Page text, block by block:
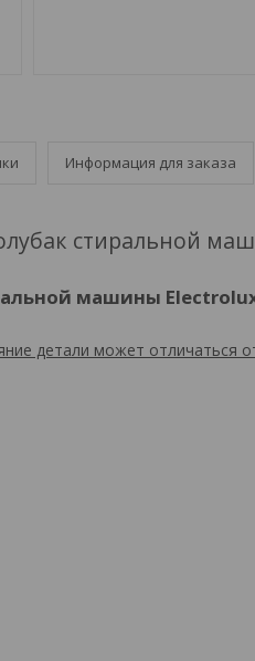
Информация для заказа
стиральной
машины Electrolux
детали может отличаться